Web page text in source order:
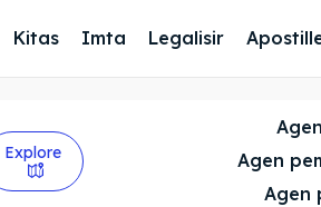
Kitas Imta Legalisir
Explore
Agen
Agen